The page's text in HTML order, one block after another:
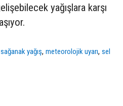
yağışlara karşı
sağanak yağış,meteorolojik uyarı,sel